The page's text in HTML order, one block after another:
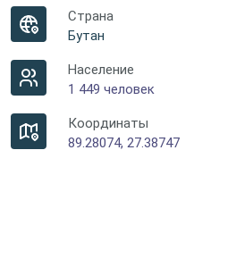
Страна
Бутан
Население
1 449 человек
Координаты
89.28074, 27.38747